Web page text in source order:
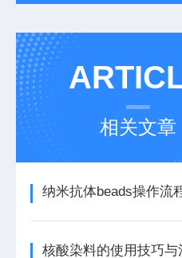
相关文章
核酸染料的使用技巧与